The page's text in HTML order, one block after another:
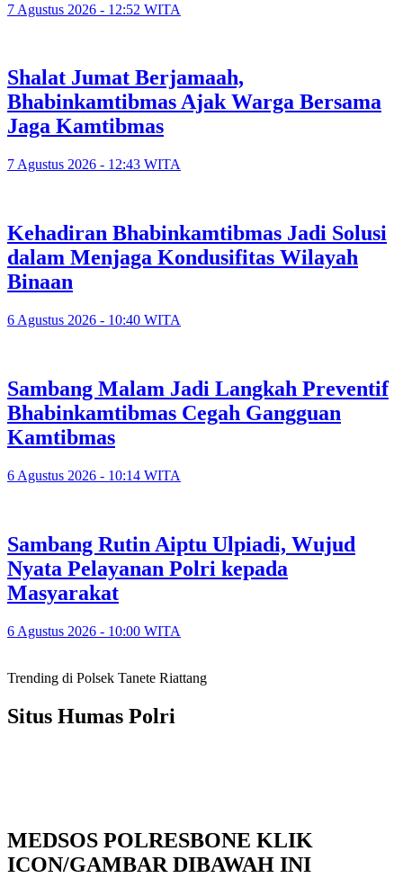
7 Agustus 2026 - 12:52 WITA
Shalat Jumat Berjamaah,
Bhabinkamtibmas Ajak Warga Bersama
Jaga Kamtibmas
7 Agustus 2026 - 12:43 WITA
Kehadiran Bhabinkamtibmas Jadi Solusi
dalam Menjaga Kondusifitas Wilayah
Binaan
6 Agustus 2026 - 10:40 WITA
Sambang Malam Jadi Langkah Preventif
Bhabinkamtibmas Cegah Gangguan
Kamtibmas
6 Agustus 2026 - 10:14 WITA
Sambang Rutin Aiptu Ulpiadi, Wujud
Nyata Pelayanan Polri kepada
Masyarakat
6 Agustus 2026 - 10:00 WITA
Trending di Polsek Tanete Riattang
Situs Humas Polri
MEDSOS POLRESBONE KLIK
ICON/GAMBAR DIBAWAH INI